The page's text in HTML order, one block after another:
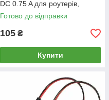
DC 0.75 A для роутерів,
модемів, камер, Arduino
Готово до відправки
105 ₴
Купити